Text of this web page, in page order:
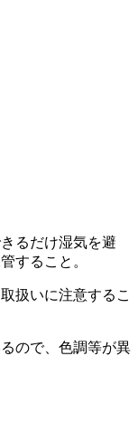
るだけ湿気を避
すること。
扱いに注意するこ
ので、色調等が異